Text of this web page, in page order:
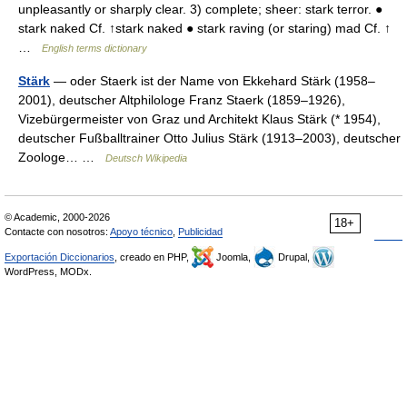
unpleasantly or sharply clear. 3) complete; sheer: stark terror. ●
stark naked Cf. ↑stark naked ● stark raving (or staring) mad Cf. ↑
English terms dictionary
Stärk — oder Staerk ist der Name von Ekkehard Stärk (1958–
2001), deutscher Altphilologe Franz Staerk (1859–1926),
Vizebürgermeister von Graz und Architekt Klaus Stärk (* 1954),
deutscher Fußballtrainer Otto Julius Stärk (1913–2003), deutscher
Zoologe… …
Deutsch Wikipedia
18+
© Academic, 2000-2026
Contacte con nosotros: Apoyo técnico Publicidad
Exportación Diccionarios , creado en PHP, Joomla,
Drupal,
WordPress, MODx.